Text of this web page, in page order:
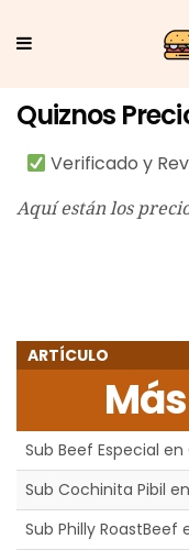
Quiznos
Verificado y
Aquí están los
ARTÍCULO
Sub Beef Especial
Sub Cochinita Pibil
Sub Philly RoastBeef